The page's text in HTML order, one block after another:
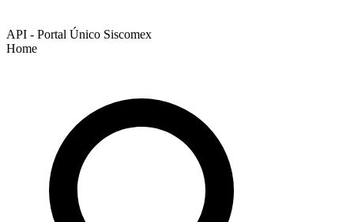
API - Portal Único Siscomex
Home